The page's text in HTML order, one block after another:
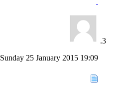
Sunday 25 January 2015 19:09